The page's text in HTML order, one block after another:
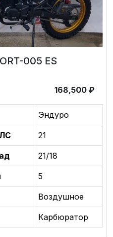
005 ES
168,500 ₽
Эндуро
21
21/18
5
Воздушное
Карбюратор